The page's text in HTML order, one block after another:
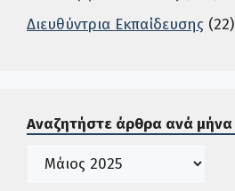
Διευθύντρια Εκπαίδευσης (22)
Αναζητήστε άρθρα ανά μήνα
Ιστορικό